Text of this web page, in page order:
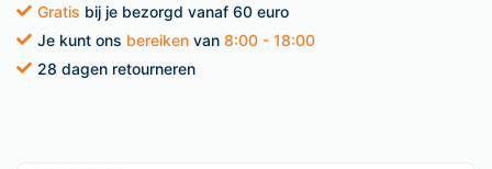
Gratis bij je bezorgd vanaf 60 euro
Je kunt ons bereiken van 8:00 - 18:00
28 dagen retourneren